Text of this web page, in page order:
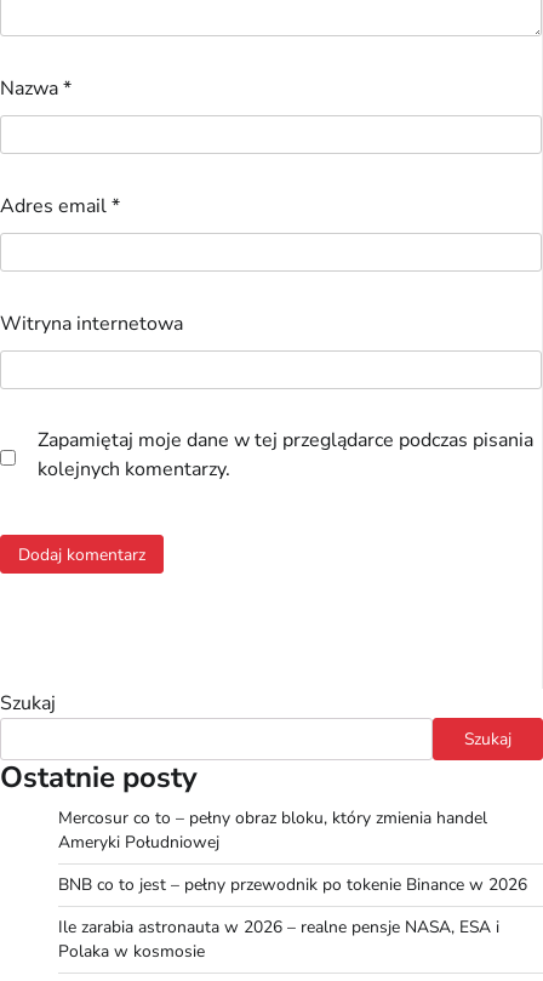
Nazwa*
Adres email*
Witryna internetowa
Zapamiętaj moje dane w tej przeglądarce podczas pisania
kolejnych komentarzy.
Szukaj
Szukaj
Ostatnie posty
Mercosur co to – pełny obraz bloku, który zmienia handel
Ameryki Południowej
BNB co to jest – pełny przewodnik po tokenie Binance w 2026
Ile zarabia astronauta w 2026 – realne pensje NASA, ESA i
Polaka w kosmosie